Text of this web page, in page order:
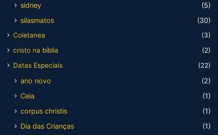
sidney
(5)
silasmatos
(30)
Coletanea
(3)
cristo na bíblia
(2)
Datas Especiais
(22)
ano novo
(2)
Ceia
(1)
corpus christis
(1)
Dia das Crianças
(1)